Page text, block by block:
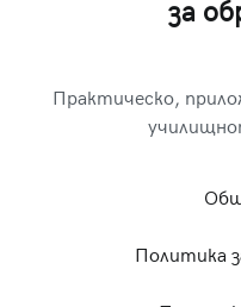
за
Практическо,
Политика